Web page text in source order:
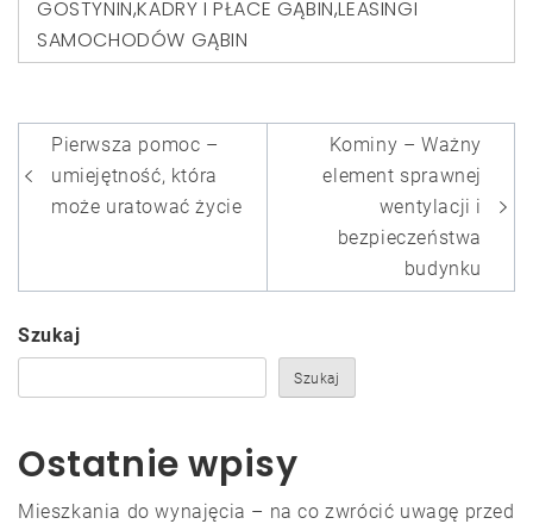
GOSTYNIN,KADRY I PŁACE GĄBIN,LEASINGI
SAMOCHODÓW GĄBIN
Nawigacja
wpisu
Pierwsza pomoc –
umiejętność, która
może uratować życie
Kominy – Ważny
element sprawnej
wentylacji i
bezpieczeństwa
budynku
Szukaj
Szukaj
Ostatnie wpisy
Mieszkania do wynajęcia – na co zwrócić uwagę przed